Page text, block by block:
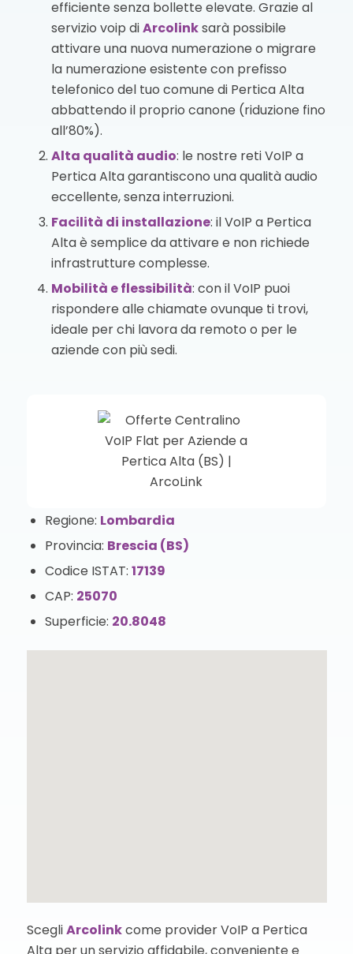
efficiente senza bollette elevate. Grazie al
servizio voip diArcolinksarà possibile
attivare una nuova numerazione o migrare
la numerazione esistente con prefisso
telefonico del tuo comune di Pertica Alta
abbattendo il proprio canone (riduzione fino
all’80%).
Alta qualità audio: le nostre reti VoIP a
Pertica Alta garantiscono una qualità audio
eccellente, senza interruzioni.
Facilità di installazione: il VoIP a Pertica
Alta è semplice da attivare e non richiede
infrastrutture complesse.
Mobilità e flessibilità: con il VoIP puoi
rispondere alle chiamate ovunque ti trovi,
ideale per chi lavora da remoto o per le
aziende con più sedi.
Regione: Lombardia
Provincia: Brescia (BS)
Codice ISTAT: 17139
CAP: 25070
Superficie: 20.8048
ScegliArcolinkcome provider VoIP a Pertica